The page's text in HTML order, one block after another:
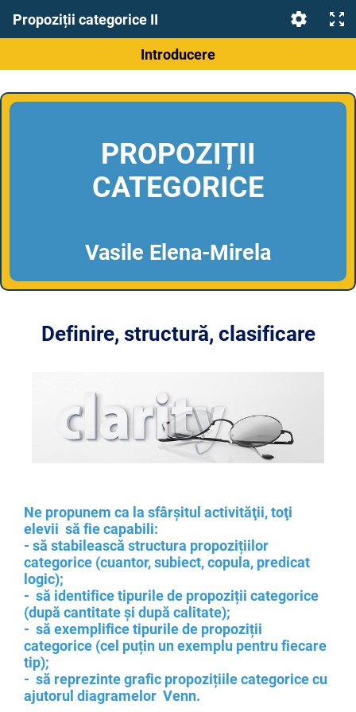
Propoziții categorice II
Introducere
PROPOZIȚII
CATEGORICE
Vasile Elena-Mirela
Definire, structură, clasificare
Ne propunem ca la sfârşitul activităţii, toţi
elevii să fie capabili:
- să stabilească structura propozițiilor
categorice (cuantor, subiect, copula, predicat
logic);
- să identifice tipurile de propoziții categorice
(după cantitate și după calitate);
- să exemplifice tipurile de propoziții
categorice (cel puțin un exemplu pentru fiecare
tip);
- să reprezinte grafic propozițiile categorice cu
ajutorul diagramelor Venn.